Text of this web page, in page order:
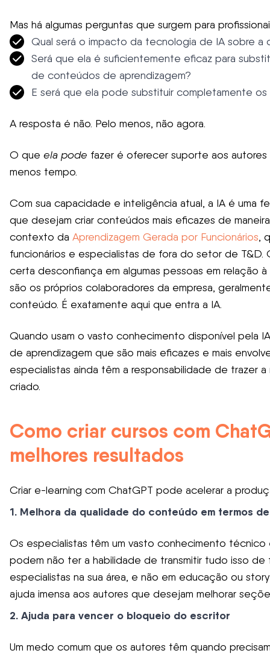
Mas há algumas perguntas que surgem para
Qual será o impacto da tecnologia de IA sobre
Será que ela é suficientemente eficaz para
de conteúdos de aprendizagem?
E será que ela pode substituir completamente os
A resposta é não. Pelo menos, não agora.
O que ela pode fazer é oferecer suporte aos
menos tempo.
Com sua capacidade e inteligência atual, a IA é uma
que desejam criar conteúdos mais eficazes de
contexto da Aprendizagem Gerada por Funcionários,
funcionários e especialistas de fora do setor de
certa desconfiança em algumas pessoas em relação
são os próprios colaboradores da empresa,
conteúdo. É exatamente aqui que entra a IA.
Quando usam o vasto conhecimento disponível pela
de aprendizagem que são mais eficazes e mais
especialistas ainda têm a responsabilidade de trazer
criado.
Como criar cursos com
melhores resultados
Criar e-learning com ChatGPT pode acelerar a
1. Melhora da qualidade do conteúdo em termos
Os especialistas têm um vasto conhecimento técnico
podem não ter a habilidade de transmitir tudo isso de
especialistas na sua área, e não em educação ou
ajuda imensa aos autores que desejam melhorar
2. Ajuda para vencer o bloqueio do escritor
Um medo comum que os autores têm quando